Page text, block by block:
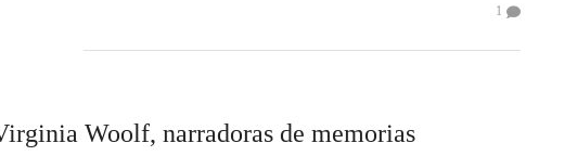
1
Woolf, narradoras de memorias